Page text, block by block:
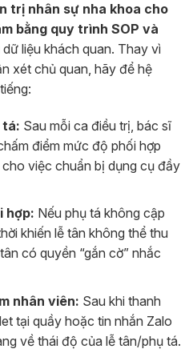
trị nhân sự nha khoa cho
bằng quy trình SOP và
liệu khách quan. Thay vì
xét chủ quan, hãy để hệ
tá: Sau mỗi ca điều trị, bác sĩ
điểm mức độ phối hợp
việc chuẩn bị dụng cụ đầy
hợp: Nếu phụ tá không cập
khiến lễ tân không thể thu
có quyền “gắn cờ” nhắc
nhân viên: Sau khi thanh
tại quầy hoặc tin nhắn Zalo
về thái độ của lễ tân/phụ tá.